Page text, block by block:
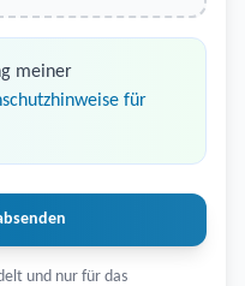
meiner
für
und nur für das